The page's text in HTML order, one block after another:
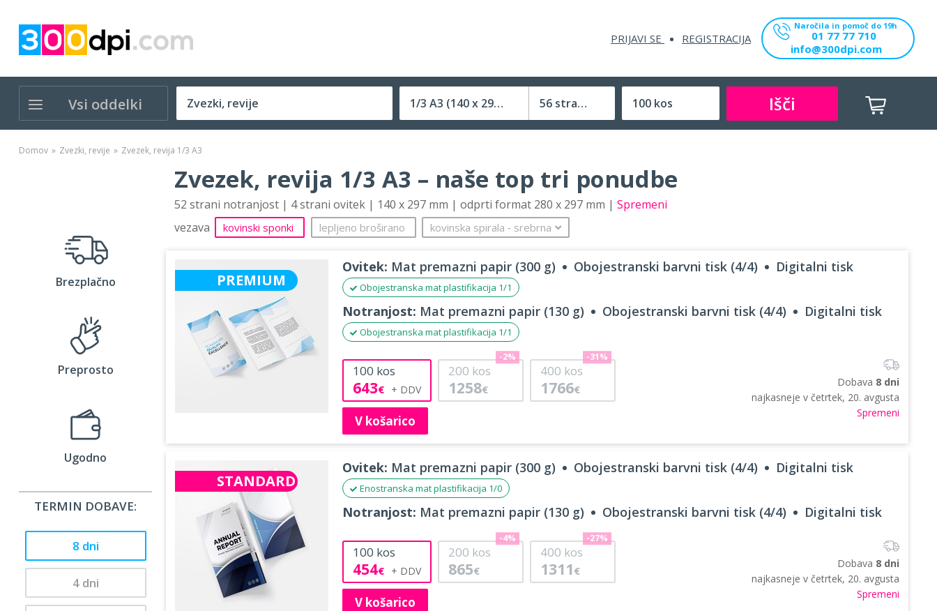
PRIJAVI SE REGISTRACIJA
Naročila in pomoč do 19h
01 77 77 710
info@300dpi.com
Vsi oddelki 1/3 A3 (140 x 297 mm)
Velikost (zaprte) tiskovine
56 strani Išči
Domov Zvezki, revije Zvezek, revija 1/3 A3
Brezplačno
Preprosto
Ugodno
TERMIN DOBAVE:
8 dni
4 dni
Zvezek, revija 1/3 A3 – naše top tri ponudbe
52 strani notranjost | 4 strani ovitek | 140 x 297 mm | odprti format 280 x 297 mm | Spremeni
vezava
kovinski sponki lepljeno broširano kovinska spirala ‐ srebrna
PREMIUM
Ovitek: Mat premazni papir (300 g) Obojestranski barvni tisk (4/4) Digitalni tisk
Obojestranska mat plastifikacija 1/1
Notranjost: Mat premazni papir (130 g) Obojestranski barvni tisk (4/4) Digitalni tisk
Obojestranska mat plastifikacija 1/1
100 kos
643€
200 kos
1258€
-2%
400 kos
1766€
-31%
V košarico
Dobava 8 dni
najkasneje v četrtek, 20. avgusta
Spremeni
STANDARD
Ovitek: Mat premazni papir (300 g) Obojestranski barvni tisk (4/4) Digitalni tisk
Enostranska mat plastifikacija 1/0
Notranjost: Mat premazni papir (130 g) Obojestranski barvni tisk (4/4) Digitalni tisk
100 kos
454€
200 kos
865€
-4%
400 kos
1311 €
-27%
V košarico
Dobava 8 dni
najkasneje v četrtek, 20. avgusta
Spremeni